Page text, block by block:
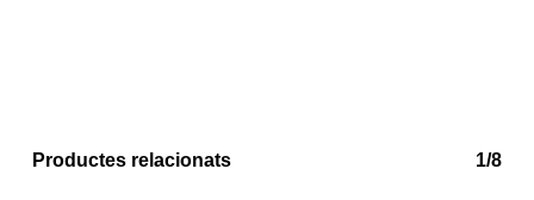
Productes relacionats 1/8